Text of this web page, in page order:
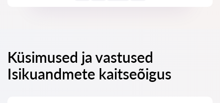
Küsimused ja vastused
Isikuandmete kaitseõigus